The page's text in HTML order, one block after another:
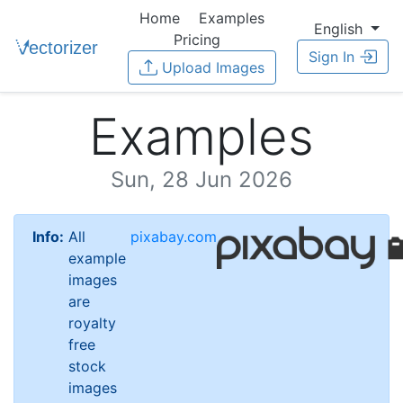
Home
Examples
Pricing
Upload Images
English
Sign In
Examples
Sun, 28 Jun 2026
Info: All
example
images
are
royalty
free
stock
images
pixabay.com